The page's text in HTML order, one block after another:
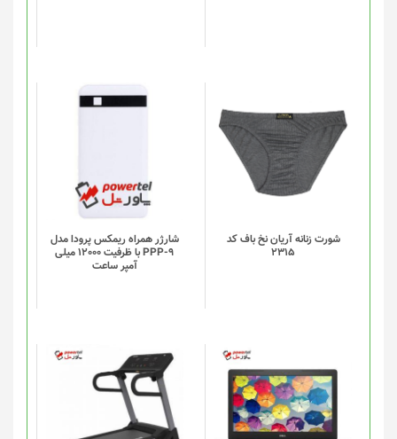
انتخاب
شوند
شورت زنانه آریان نخ باف کد
2315
این
محصول
دارای
انواع
مختلفی
می
گزینه
ها
محصول
انتخاب
شوند
شارژر همراه ریمکس پرودا مدل
PPP-9 با ظرفیت 12000 میلی
آمپر ساعت